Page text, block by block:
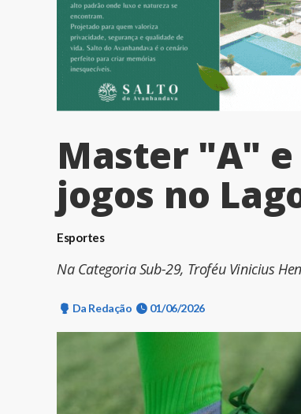
Master "A"
jogos no
Esportes
Na Categoria Sub-29, Troféu Vinicius
Da Redação 01/06/2026